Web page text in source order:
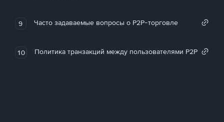
9 Часто задаваемые вопросы о P2P-торговле
10 Политика транзакций между пользователями P2P